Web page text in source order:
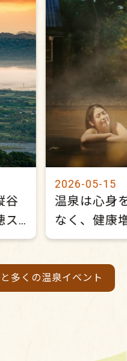
谷
ス
2026-05-15
温泉は心身
なく、健康
医・陳家勉
多くの温泉イベント